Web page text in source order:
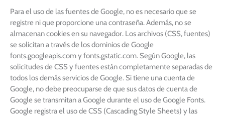
Para el uso de las fuentes de Google, no es necesario que se
registre ni que proporcione una contraseña. Además, no se
almacenan cookies en su navegador. Los archivos (CSS, fuentes)
se solicitan a través de los dominios de Google
fonts.googleapis.com y fonts.gstatic.com. Según Google, las
solicitudes de CSS y fuentes están completamente separadas de
todos los demás servicios de Google. Si tiene una cuenta de
Google, no debe preocuparse de que sus datos de cuenta de
Google se transmitan a Google durante el uso de Google Fonts.
Google registra el uso de CSS (Cascading Style Sheets) y las